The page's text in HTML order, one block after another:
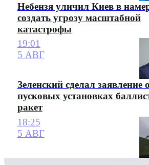
Небензя уличил Киев в
создать угрозу масштабной
катастрофы
19:01
5 АВГ
Зеленский сделал заявление о
пусковых установках
ракет
18:25
5 АВГ